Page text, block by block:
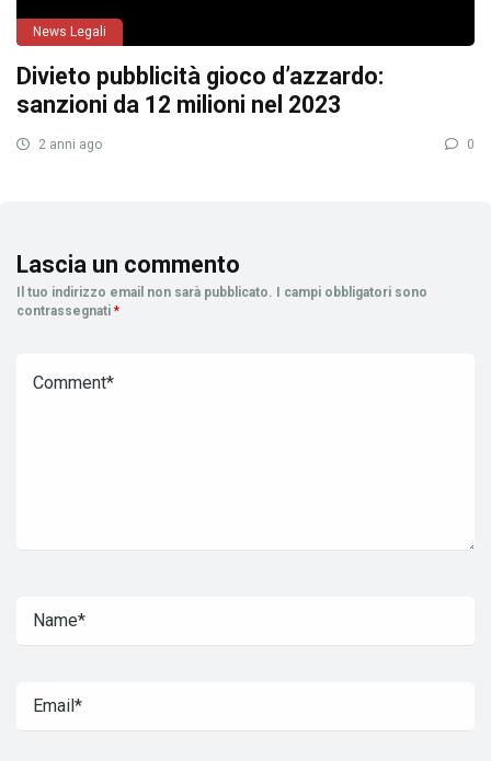
News Legali
Divieto pubblicità gioco d’azzardo:
sanzioni da 12 milioni nel 2023
2 anni ago 0
Lascia un commento
Il tuo indirizzo email non sarà pubblicato.
I campi obbligatori sono
contrassegnati *